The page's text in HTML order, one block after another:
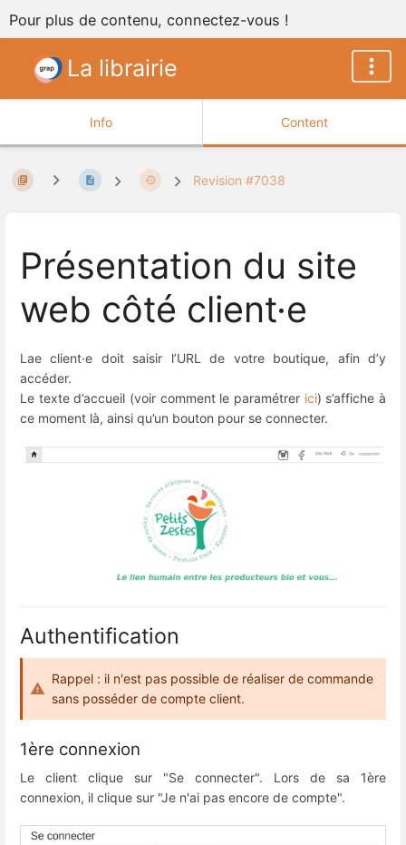
Pour plus de contenu, connectez-vous !
La librairie
Info Content
Revision #7038
Présentation du site
web côté client·e
Lae client·e doit saisir l’URL de votre boutique, afin d’y
accéder.
Le texte d’accueil (voir comment le paramétrer ici) s’affiche à
ce moment là, ainsi qu’un bouton pour se connecter.
Authentification
Rappel : il n'est pas possible de réaliser de commande
sans posséder de compte client.
1ère connexion
Le client clique sur "Se connecter". Lors de sa 1ère
connexion, il clique sur "Je n'ai pas encore de compte".